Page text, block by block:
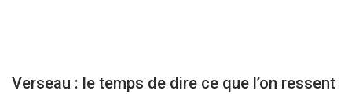
Verseau : le temps de dire ce que l’on ressent